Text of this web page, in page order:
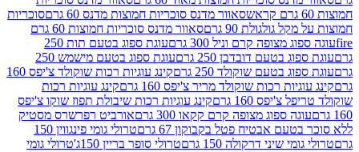
סאוור מדנס סוכריות חמוצות מדנס 60 גרם
סוכריות
גולגולת 90 גרם
סאוור מדנס סוכריות חמוצות 60 גרם
מצופה קרם וניל 300 גרם
עוגת ספוג בטעם תות 250
בטעם דובדבן 250 גרם
עוגת ספוג בטעם מישמש 250
בטעם שוקולד 250 גרם
קינג עוגיות רכות שוקולד צ'יפס 160
רכות שוקולד מריר צ'יפס 160 גרם
קינג עוגיות רכות
160 גרם
קינג עוגיות רכות שיבולת תפוז שוקו צ'יפס
ספוג מצופה קרם קקאו 300 גרם
אורביט רפרשרס מסטיק
אבטיח פטל בקבוקון 67 גרם
טרולי גומי פינגווין 150
שיני דרקולה 150 גרם
טרולי סופר בריין 150ג'
טרולי גומי